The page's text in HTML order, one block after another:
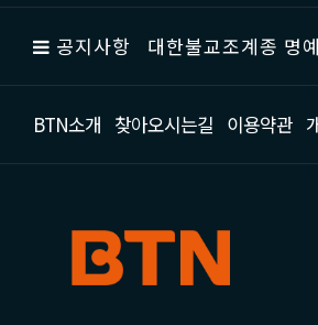
공지사항 대한불교조계종 명
BTN소개 찾아오시는길 이용약관